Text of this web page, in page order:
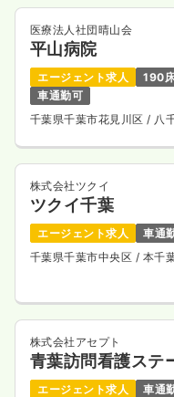
医療法人社団晴山会
平山病院
エージェント求人 190
車通勤可
千葉県千葉市花見川区/ 八
株式会社ツクイ
ツクイ千葉
エージェント求人
車通
千葉県千葉市中央区 / 本千
株式会社アセプト
青葉訪問看護ステ
エージェント求人
車通